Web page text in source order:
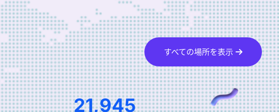
すべての場所を表示
33,165